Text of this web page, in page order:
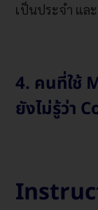
เป็นประจำ แล
4. คนที่ใช้
ยังไม่รู้ว่า